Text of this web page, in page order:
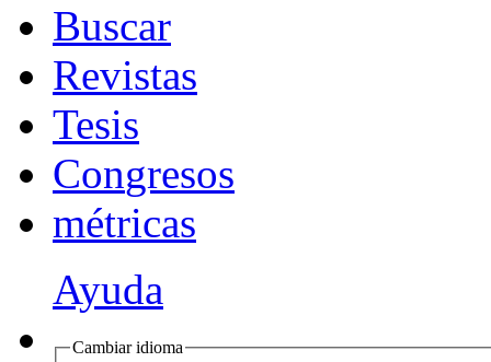
Buscar
Revistas
Tesis
Congresos
métricas
Ayuda
Cambiar idioma